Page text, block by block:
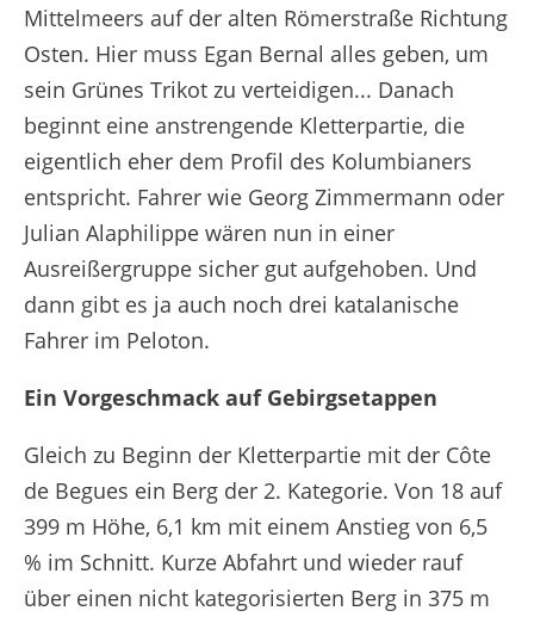
Mittelmeers auf der alten Römerstraße Richtung
Osten. Hier muss Egan Bernal alles geben, um
sein Grünes Trikot zu verteidigen... Danach
beginnt eine anstrengende Kletterpartie, die
eigentlich eher dem Profil des Kolumbianers
entspricht. Fahrer wie Georg Zimmermann oder
Julian Alaphilippe wären nun in einer
Ausreißergruppe sicher gut aufgehoben. Und
dann gibt es ja auch noch drei katalanische
Fahrer im Peloton.
Ein Vorgeschmack auf Gebirgsetappen
Gleich zu Beginn der Kletterpartie mit der Côte
de Begues ein Berg der 2. Kategorie. Von 18 auf
399 m Höhe, 6,1 km mit einem Anstieg von 6,5
% im Schnitt. Kurze Abfahrt und wieder rauf
über einen nicht kategorisierten Berg in 375 m